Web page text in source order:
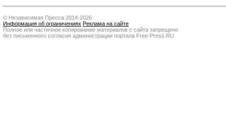
© Независимая Пресса 2014-2026
Информация об ограничениях Реклама на сайте
Полное или частичное копирование материалов с сайта запрещено
без письменного согласия администрации портала Free-Press.RU